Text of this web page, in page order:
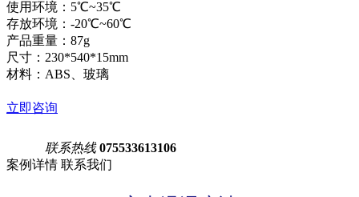
使用环境：5℃~35℃
存放环境：-20℃~60℃
产品重量：87g
尺寸：230*540*15mm
材料：ABS、玻璃
立即咨询
联系热线 075533613106
案例详情 联系我们